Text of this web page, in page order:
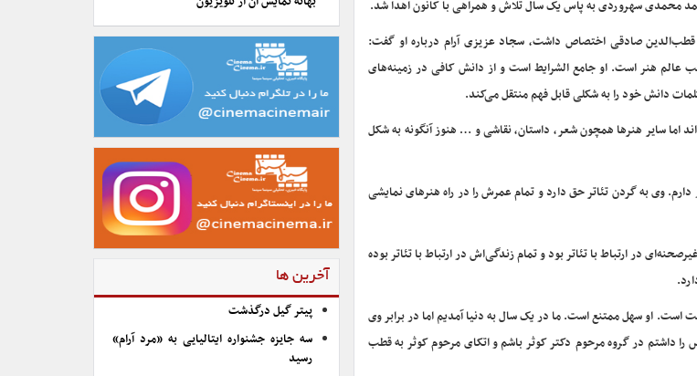
محمدی سهروردی به پاس یک سال تلاش و همراهی با کانون اهدا شد.
صادقی اختصاص داشت، سجاد عزیزی آرام درباره او گفت:
هنر است. او جامع الشرایط است و از دانش کافی در زمینه‌های
دانش خود را به شکلی قابل فهم منتقل می‌کند.
اما سایر هنرها همچون شعر، داستان، نقاشی و … هنوز آنگونه به شکل
وی به گردن تئاتر حق دارد و تمام عمرش را در راه هنرهای نمایشی
در ارتباط با تئاتر بود و تمام زندگی‌اش در ارتباط با تئاتر بوده
او سهل ممتنع است. ما در یک سال به دنیا آمدیم اما در برابر وی
در گروه مرحوم دکتر کوثر باشم و اتکای مرحوم کوثر به قطب
آخرین ها
پیتر گیل درگذشت
سه جایزه جشنواره ایتالیایی به «مرد آرام»
رسید